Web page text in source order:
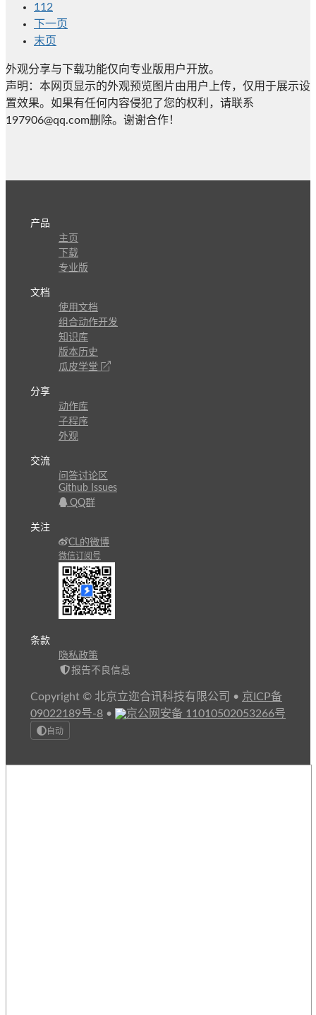
112
下一页
末页
外观分享与下载功能仅向专业版用户开放。
声明：本网页显示的外观预览图片由用户上传，仅用于展示设
置效果。如果有任何内容侵犯了您的权利，请联系
197906@qq.com删除。谢谢合作！
产品
主页
下载
专业版
文档
使用文档
组合动作开发
知识库
版本历史
瓜皮学堂
分享
动作库
子程序
外观
交流
问答讨论区
Github Issues
QQ群
关注
CL的微博
微信订阅号
条款
隐私政策
报告不良信息
Copyright © 北京立迩合讯科技有限公司 • 京ICP备
09022189号-8 • 京公网安备 11010502053266号
自动